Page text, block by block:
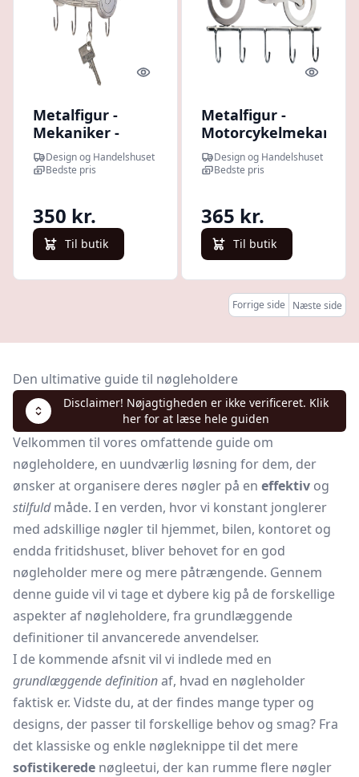
Quick look
Metalfigur -
Mekaniker -
Nøgleholder -
2CV
Design og Handelshuset
Bedste pris
350 kr.
Til butik
Quick
Metalfigur -
- Motocross
Nøgleholder
Design og Handelshuset
Bedste pris
365 kr.
Til butik
Forrige side Næste side
Den ultimative guide til nøgleholdere
Disclaimer! Nøjagtigheden er ikke verificeret. Klik
her for at læse hele guiden
Velkommen til vores omfattende guide om
nøgleholdere, en uundværlig løsning for dem, der
ønsker at organisere deres nøgler på en effektiv og
stilfuldmåde. I en verden, hvor vi konstant jonglerer
med adskillige nøgler til hjemmet, bilen, kontoret og
endda fritidshuset, bliver behovet for en god
nøgleholder mere og mere påtrængende. Gennem
denne guide vil vi tage et dybere kig på de forskellige
aspekter af nøgleholdere, fra grundlæggende
definitioner til anvancerede anvendelser.
I de kommende afsnit vil vi indlede med en
grundlæggende definitionaf, hvad en nøgleholder
faktisk er. Vidste du, at der findes mange typer og
designs, der passer til forskellige behov og smag? Fra
det klassiske og enkle nøgleknippe til det mere
sofistikerede nøgleetui, der kan rumme flere nøgler